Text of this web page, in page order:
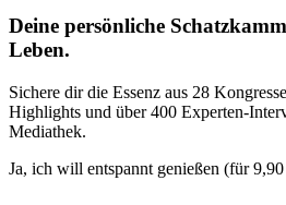
Deine persönliche
Leben.
Sichere dir die Essenz aus 28
Highlights und über 400 Experten-
Mediathek.
Ja, ich will entspannt genießen (für